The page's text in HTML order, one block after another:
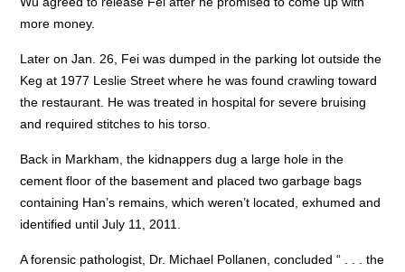
more money.
Later on Jan. 26, Fei was dumped in the parking lot outside the
Keg at 1977 Leslie Street where he was found crawling toward
the restaurant. He was treated in hospital for severe bruising
and required stitches to his torso.
Back in Markham, the kidnappers dug a large hole in the
cement floor of the basement and placed two garbage bags
containing Han’s remains, which weren’t located, exhumed and
identified until July 11, 2011.
A forensic pathologist, Dr. Michael Pollanen, concluded “ . . . the